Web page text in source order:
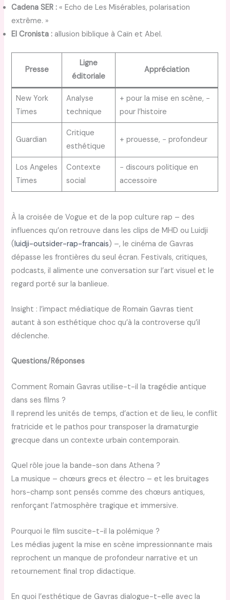
Cadena SER : « Echo de Les Misérables, polarisation
extrême. »
El Cronista : allusion biblique à Caïn et Abel.
Presse
Ligne
éditoriale
Appréciation
New York
Times
Analyse
technique
+ pour la mise en scène, −
pour l’histoire
Guardian
Critique
esthétique
+ prouesse, − profondeur
Los Angeles
Times
Contexte
social
− discours politique en
accessoire
À la croisée de Vogue et de la pop culture rap – des
influences qu’on retrouve dans les clips de MHD ou Luidji
(luidji-outsider-rap-francais) –, le cinéma de Gavras
dépasse les frontières du seul écran. Festivals, critiques,
podcasts, il alimente une conversation sur l’art visuel et le
regard porté sur la banlieue.
Insight : l’impact médiatique de Romain Gavras tient
autant à son esthétique choc qu’à la controverse qu’il
déclenche.
Questions/Réponses
Comment Romain Gavras utilise-t-il la tragédie antique
dans ses films ?
Il reprend les unités de temps, d’action et de lieu, le conflit
fratricide et le pathos pour transposer la dramaturgie
grecque dans un contexte urbain contemporain.
Quel rôle joue la bande-son dans Athena ?
La musique – chœurs grecs et électro – et les bruitages
hors-champ sont pensés comme des chœurs antiques,
renforçant l’atmosphère tragique et immersive.
Pourquoi le film suscite-t-il la polémique ?
Les médias jugent la mise en scène impressionnante mais
reprochent un manque de profondeur narrative et un
retournement final trop didactique.
En quoi l’esthétique de Gavras dialogue-t-elle avec la